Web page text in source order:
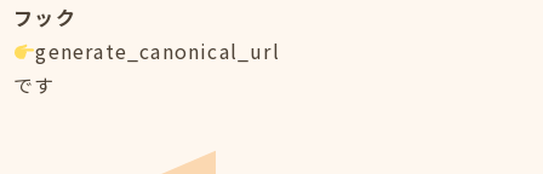
フック
generate_canonical_url
です